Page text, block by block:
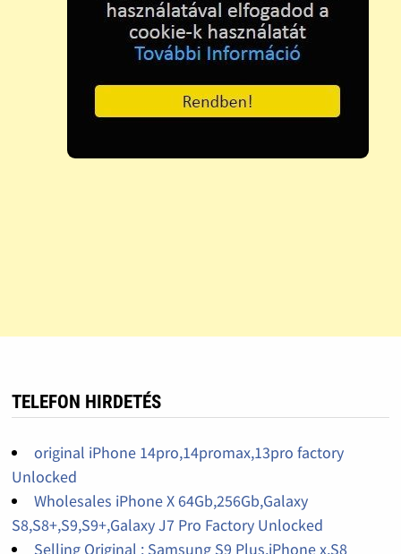
TELEFON HIRDETÉS
original iPhone 14pro,14promax,13pro factory
Unlocked
Wholesales iPhone X 64Gb,256Gb,Galaxy
S8,S8+,S9,S9+,Galaxy J7 Pro Factory Unlocked
Selling Original : Samsung S9 Plus,iPhone x,S8